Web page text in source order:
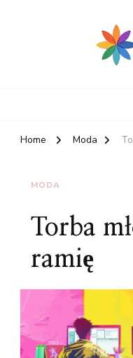
Home Moda
MODA
Torba
ramię